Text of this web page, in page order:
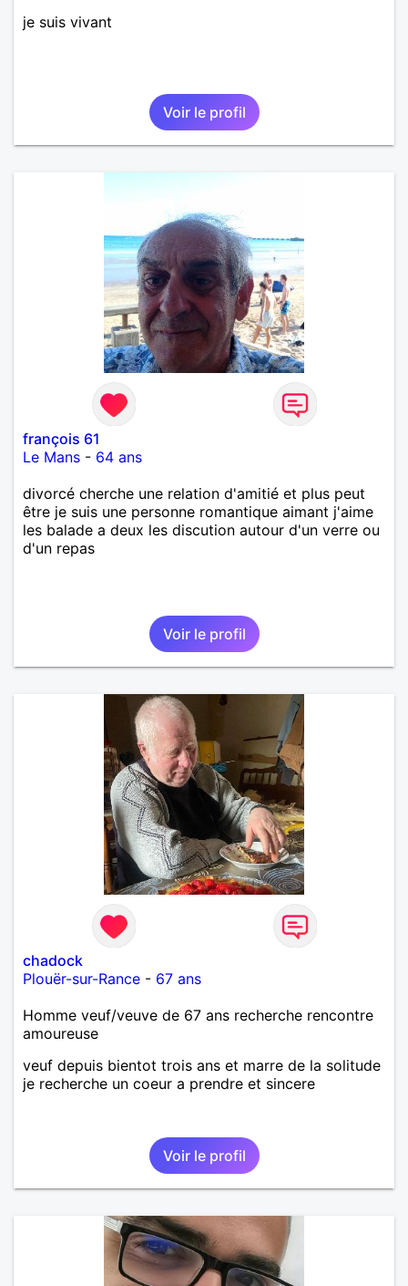
je suis vivant
Voir le profil
françois 61
Le Mans - 64 ans
divorcé cherche une relation d'amitié et plus peut
être je suis une personne romantique aimant j'aime
les balade a deux les discution autour d'un verre ou
d'un repas
Voir le profil
chadock
Plouër-sur-Rance - 67 ans
Homme veuf/veuve de 67 ans recherche rencontre
amoureuse
veuf depuis bientot trois ans et marre de la solitude
je recherche un coeur a prendre et sincere
Voir le profil